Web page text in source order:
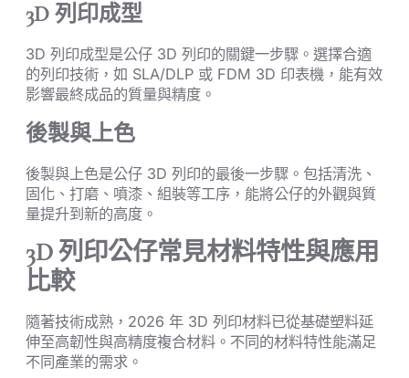
3D 列印成型
3D 列印成型是公仔 3D 列印的關鍵一步驟。選擇合適
的列印技術，如 SLA/DLP 或 FDM 3D 印表機，能有效
影響最終成品的質量與精度。
後製與上色
後製與上色是公仔 3D 列印的最後一步驟。包括清洗、
固化、打磨、噴漆、組裝等工序，能將公仔的外觀與質
量提升到新的高度。
3D 列印公仔常見材料特性與應用
比較
隨著技術成熟，2026 年 3D 列印材料已從基礎塑料延
伸至高韌性與高精度複合材料。不同的材料特性能滿足
不同產業的需求。